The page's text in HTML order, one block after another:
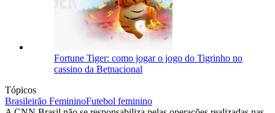
Fortune Tiger: como jogar o jogo do Tigrinho no
cassino da Betnacional
Tópicos
Brasileirão FemininoFutebol feminino